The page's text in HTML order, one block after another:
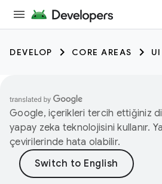
DEVELOP CORE AREAS UI
Google, içerikleri tercih ettiğiniz
yapay zeka teknolojisini kullanır.
çevirilerinde hata olabilir.